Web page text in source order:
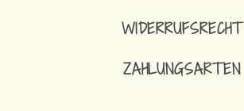
WIDERRUFSRECHT
ZAHLUNGSARTEN